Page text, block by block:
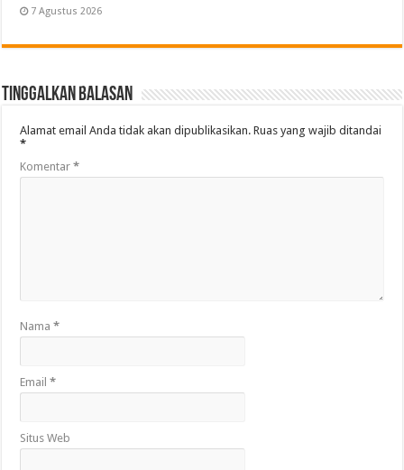
7 Agustus 2026
Tinggalkan Balasan
Alamat email Anda tidak akan dipublikasikan. Ruas yang wajib ditandai
*
Komentar*
Nama*
Email*
Situs Web